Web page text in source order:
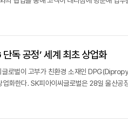
독 공정’ 세계 최초 상업화
글로벌이 고부가 친환경 소재인
업화한다. SK피아이씨글로벌은 28일 울산공